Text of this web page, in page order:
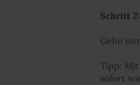
Schritt
Gehe
Tipp:
sofort